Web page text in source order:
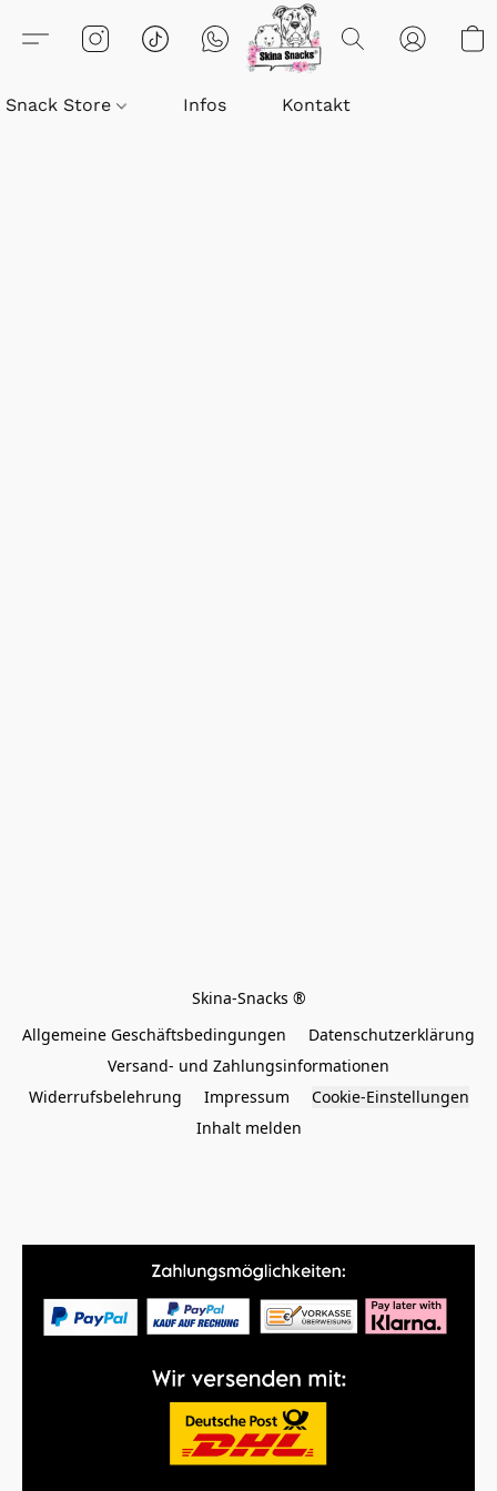
Snack Store Infos Kontakt
Allgemeine Geschäftsbedingungen
Datenschutzerklärung
Versand- und Zahlungsinformationen
Widerrufsbelehrung
Impressum
Cookie-Einstellungen
Inhalt melden